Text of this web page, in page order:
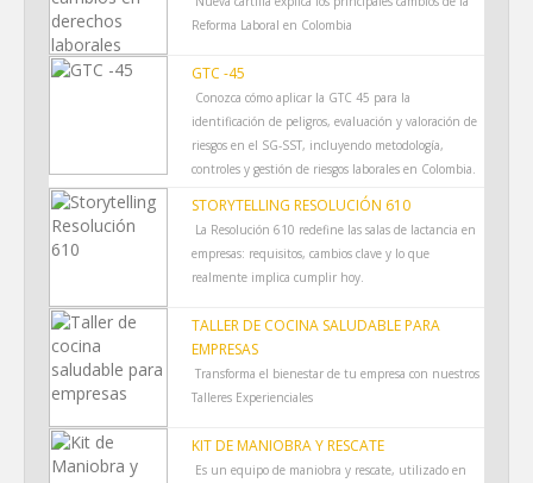
Reforma Laboral en Colombia
GTC -45
Conozca cómo aplicar la GTC 45 para la
identificación de peligros, evaluación y valoración de
riesgos en el SG-SST, incluyendo metodología,
controles y gestión de riesgos laborales en Colombia.
STORYTELLING RESOLUCIÓN 610
La Resolución 610 redefine las salas de lactancia en
empresas: requisitos, cambios clave y lo que
realmente implica cumplir hoy.
TALLER DE COCINA SALUDABLE PARA
EMPRESAS
Transforma el bienestar de tu empresa con nuestros
Talleres Experienciales
KIT DE MANIOBRA Y RESCATE
Es un equipo de maniobra y rescate, utilizado en